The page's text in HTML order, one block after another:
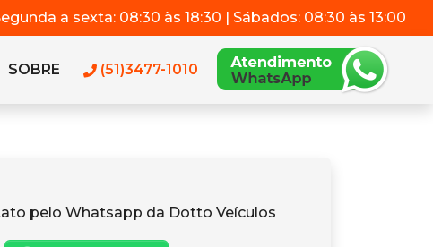
a sexta: 08:30 às 18:30 | Sábados: 08:30 às 13:00
SOBRE (51)3477-1010
pelo Whatsapp da Dotto Veículos